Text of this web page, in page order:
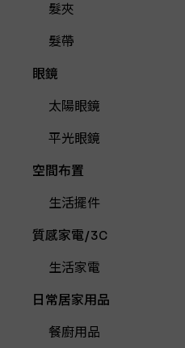
髮夾
髮帶
眼鏡
太陽眼鏡
平光眼鏡
空間布置
生活擺件
質感家電/3C
生活家電
日常居家用品
餐廚用品